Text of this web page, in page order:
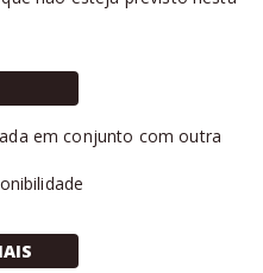
em conjunto com outra